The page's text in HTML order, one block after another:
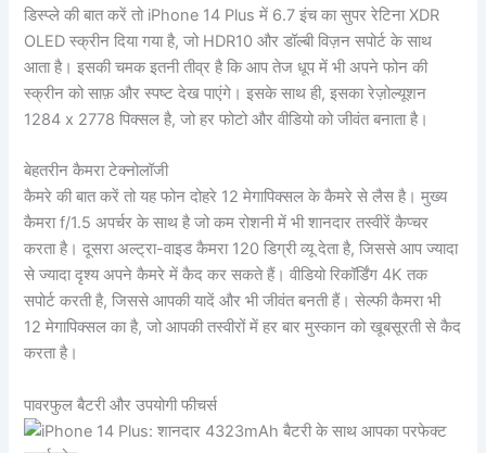
डिस्प्ले की बात करें तो iPhone 14 Plus में 6.7 इंच का सुपर रेटिना XDR
OLED स्क्रीन दिया गया है, जो HDR10 और डॉल्बी विज़न सपोर्ट के साथ
आता है। इसकी चमक इतनी तीव्र है कि आप तेज धूप में भी अपने फोन की
स्क्रीन को साफ़ और स्पष्ट देख पाएंगे। इसके साथ ही, इसका रेज़ोल्यूशन
1284 x 2778 पिक्सल है, जो हर फोटो और वीडियो को जीवंत बनाता है।
बेहतरीन कैमरा टेक्नोलॉजी
कैमरे की बात करें तो यह फोन दोहरे 12 मेगापिक्सल के कैमरे से लैस है। मुख्य
कैमरा f/1.5 अपर्चर के साथ है जो कम रोशनी में भी शानदार तस्वीरें कैप्चर
करता है। दूसरा अल्ट्रा-वाइड कैमरा 120 डिग्री व्यू देता है, जिससे आप ज्यादा
से ज्यादा दृश्य अपने कैमरे में कैद कर सकते हैं। वीडियो रिकॉर्डिंग 4K तक
सपोर्ट करती है, जिससे आपकी यादें और भी जीवंत बनती हैं। सेल्फी कैमरा भी
12 मेगापिक्सल का है, जो आपकी तस्वीरों में हर बार मुस्कान को खूबसूरती से कैद
करता है।
पावरफुल बैटरी और उपयोगी फीचर्स